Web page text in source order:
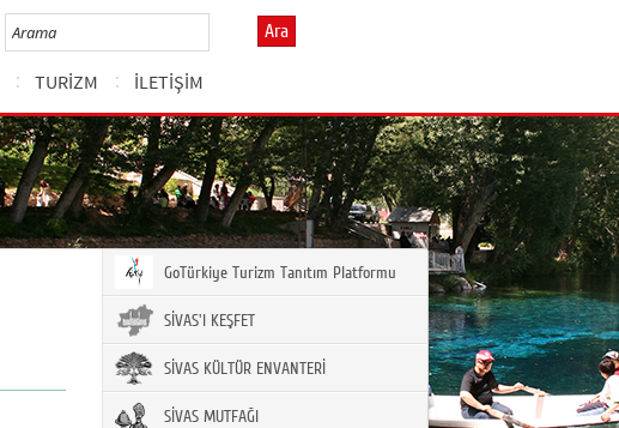
Ara
TURİZM İLETİŞİM
GoTürkiye Turizm Tanıtım Platformu
SİVAS'I KEŞFET
SİVAS KÜLTÜR ENVANTERİ
SİVAS MUTFAĞI